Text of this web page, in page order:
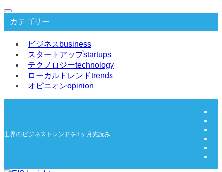
カテゴリー
ビジネス business
スタートアップstartups
テクノロジーtechnology
ローカルトレンドtrends
オピニオンopinion
世界のビジネストレンドを3ヶ月先読み | EIS Insight